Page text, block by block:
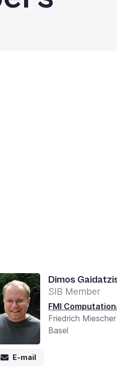
Dimos
SIB Member
FMI
Friedrich
Basel
E-mail